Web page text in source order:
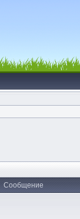
Сообщение